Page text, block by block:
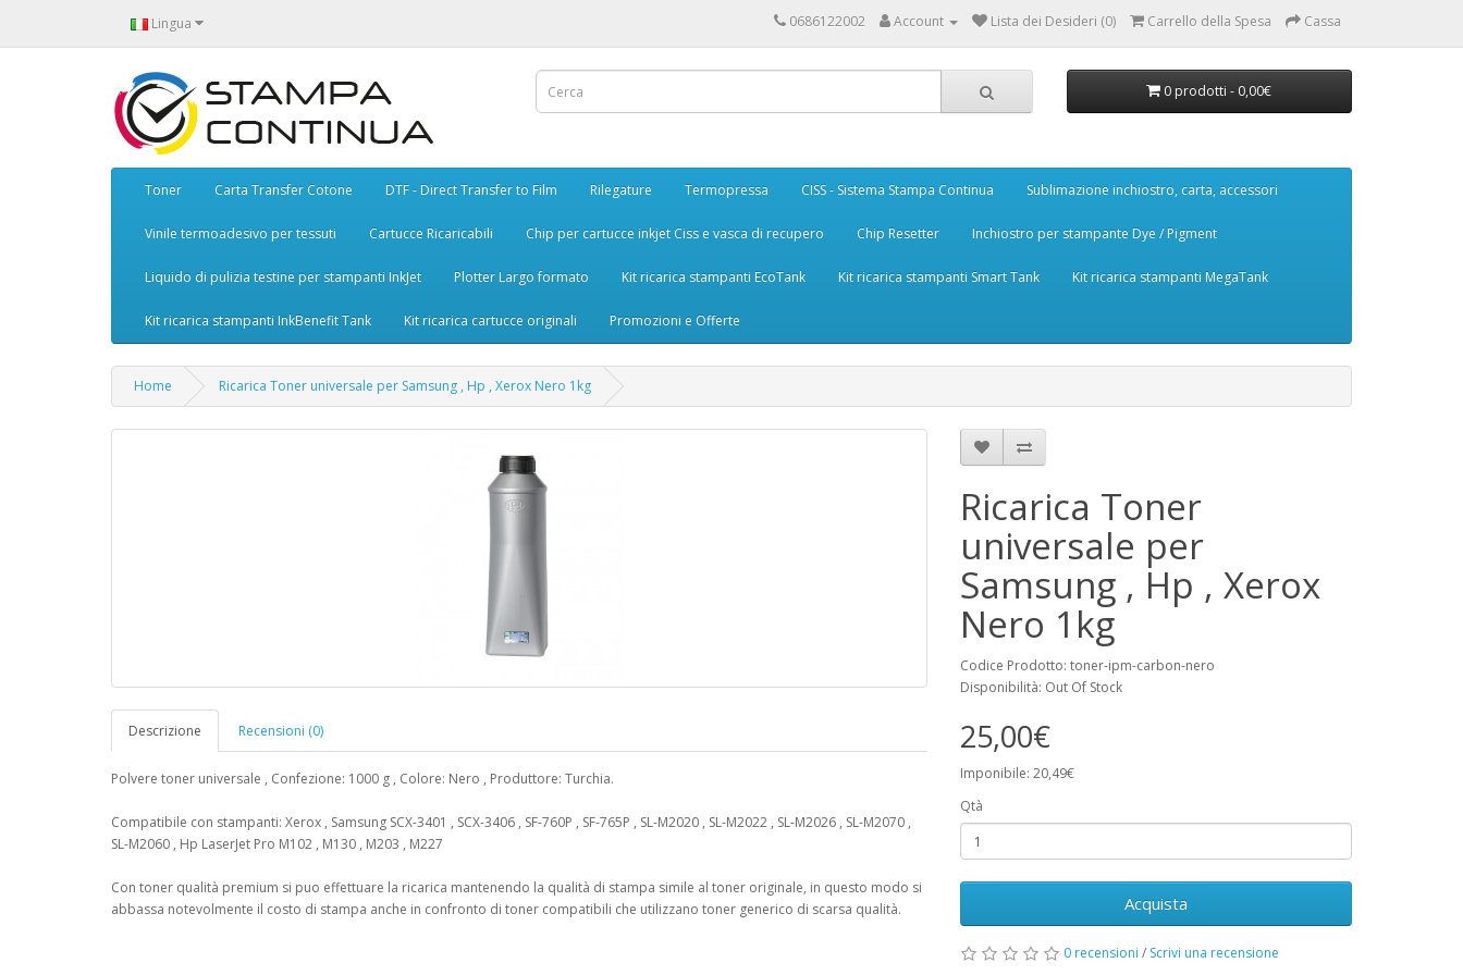
Lingua 0686122002 Account Lista dei Desideri (0) Carrello della Spesa Cassa
0 prodotti - 0,00€
Toner Carta Transfer Cotone DTF - Direct Transfer to Film Rilegature Termopressa CISS - Sistema Stampa Continua Sublimazione inchiostro, carta, accessori
Vinile termoadesivo per tessuti Cartucce Ricaricabili Chip per cartucce inkjet Ciss e vasca di recupero Chip Resetter Inchiostro per stampante Dye / Pigment
Liquido di pulizia testine per stampanti InkJet Plotter Largo formato Kit ricarica stampanti EcoTank Kit ricarica stampanti Smart Tank Kit ricarica stampanti MegaTank
Kit ricarica stampanti InkBenefit Tank Kit ricarica cartucce originali Promozioni e Offerte
Home Ricarica Toner universale per Samsung , Hp , Xerox Nero 1kg
Descrizione Recensioni (0)
Polvere toner universale , Confezione: 1000 g , Colore: Nero , Produttore: Turchia.
Compatibile con stampanti: Xerox , Samsung SCX-3401 , SCX-3406 , SF-760P , SF-765P , SL-M2020 , SL-M2022 , SL-M2026 , SL-M2070 ,
SL-M2060 , Hp LaserJet Pro M102 , M130 , M203 , M227
Con toner qualità premium si puo effettuare la ricarica mantenendo la qualità di stampa simile al toner originale, in questo modo si
abbassa notevolmente il costo di stampa anche in confronto di toner compatibili che utilizzano toner generico di scarsa qualità.
Ricarica Toner
universale per
Samsung , Hp , Xerox
Nero 1kg
Codice Prodotto: toner-ipm-carbon-nero
Disponibilità: Out Of Stock
25,00€
Imponibile: 20,49€
Qtà
Acquista
0 recensioni / Scrivi una recensione